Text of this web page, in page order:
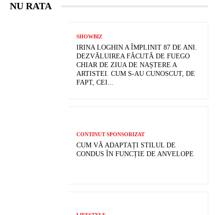
NU RATA
SHOWBIZ
IRINA LOGHIN A ÎMPLINIT 87 DE ANI.
DEZVĂLUIREA FĂCUTĂ DE FUEGO
CHIAR DE ZIUA DE NAȘTERE A
ARTISTEI. CUM S-AU CUNOSCUT, DE
FAPT, CEI...
CONTINUT SPONSORIZAT
CUM VĂ ADAPTAȚI STILUL DE
CONDUS ÎN FUNCȚIE DE ANVELOPE